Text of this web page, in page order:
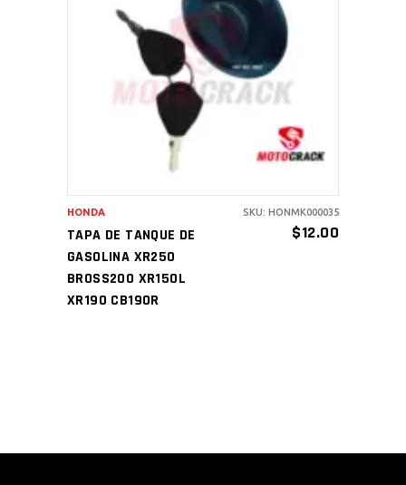
AÑADIR AL CARRITO
TAPA DE TANQUE DE
GASOLINA XR250
BROSS200 XR150L
XR190 CB190R
$12.00
HONDA SKU: HONMK000035